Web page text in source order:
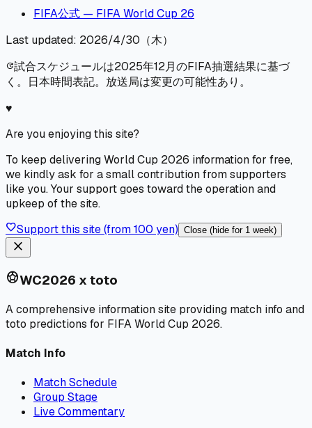
FIFA公式 — FIFA World Cup 26
Last updated: 2026/4/30（木）
update試合スケジュールは2025年12月のFIFA抽選結果に基づ
く。日本時間表記。放送局は変更の可能性あり。
♥
Are you enjoying this site?
To keep delivering World Cup 2026 information for free,
we kindly ask for a small contribution from supporters
like you. Your support goes toward the operation and
upkeep of the site.
favoriteSupport this site (from 100 yen) Close (hide for 1 week)
close
sports_soccerWC2026 x toto
A comprehensive information site providing match info and
toto predictions for FIFA World Cup 2026.
Match Info
Match Schedule
Group Stage
Live Commentary